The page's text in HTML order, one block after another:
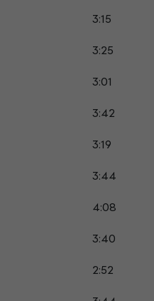
3:15
3:25
3:01
3:42
3:19
3:44
4:08
3:40
2:52